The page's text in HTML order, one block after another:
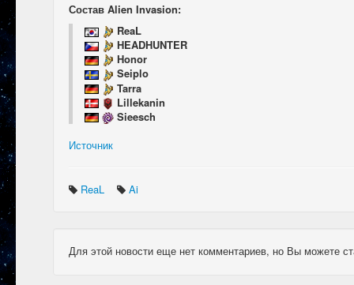
Состав Alien Invasion:
ReaL
HEADHUNTER
Honor
Seiplo
Tarra
Lillekanin
Sieesch
Источник
ReaL Ai
Для этой новости еще нет комментариев, но Вы можете